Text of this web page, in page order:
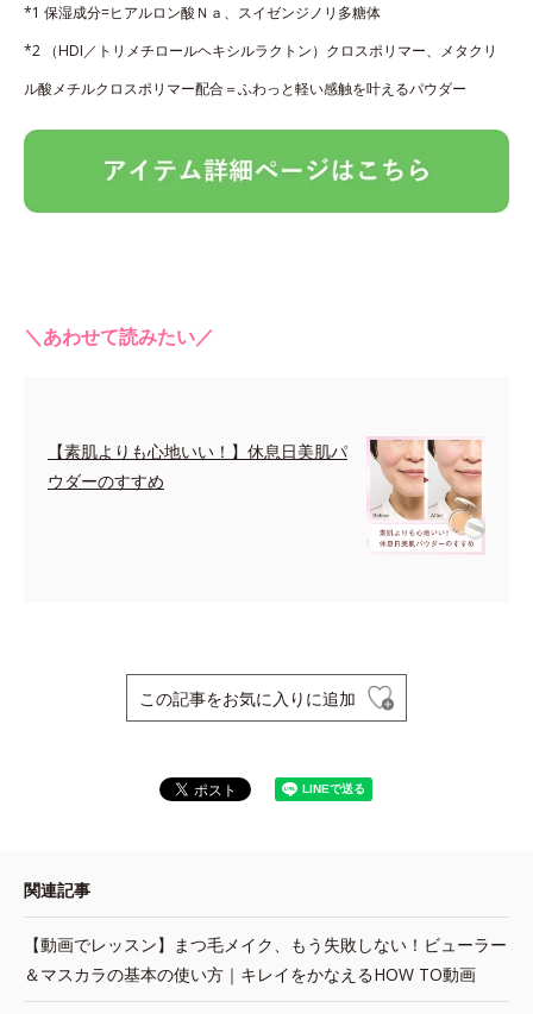
*1 保湿成分=ヒアルロン酸Ｎａ、スイゼンジノリ多糖体
*2 （HDI／トリメチロールヘキシルラクトン）クロスポリマー、メタクリ
ル酸メチルクロスポリマー配合＝ふわっと軽い感触を叶えるパウダー
＼あわせて読みたい／
【素肌よりも心地いい！】休息日美肌パ
ウダーのすすめ
この記事をお気に入りに追加
関連記事
【動画でレッスン】まつ毛メイク、もう失敗しない！ビューラー
＆マスカラの基本の使い方｜キレイをかなえるHOW TO動画